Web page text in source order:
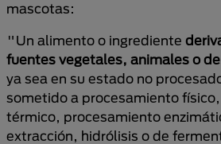
mascotas:
"Un alimento o ingrediente
fuentes vegetales, animales o
ya sea en su estado no
sometido a procesamiento
térmico, procesamiento
extracción, hidrólisis o de